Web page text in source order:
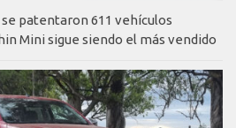
patentaron 611 vehículos
Mini sigue siendo el más vendido